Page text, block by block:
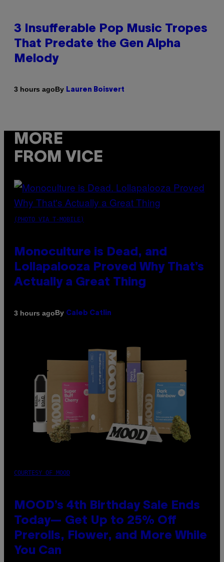
3 Insufferable Pop Music Tropes
That Predate the Gen Alpha
Melody
3 hours agoBy Lauren Boisvert
MORE
FROM VICE
(PHOTO VIA T-MOBILE)
Monoculture is Dead, and
Lollapalooza Proved Why That’s
Actually a Great Thing
3 hours agoBy Caleb Catlin
COURTESY OF MOOD
MOOD’s 4th Birthday Sale Ends
Today— Get Up to 25% Off
Prerolls, Flower, and More While
You Can